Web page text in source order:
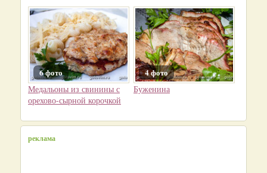
6 фото
Медальоны из свинины с
орехово-сырной корочкой
4 фото
Буженина
реклама